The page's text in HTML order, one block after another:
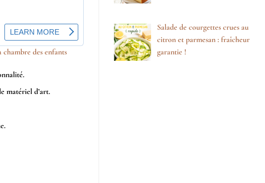
chambre des enfants
matériel d’art.
Salade de courgettes crues au
citron et parmesan : fraîcheur
garantie !